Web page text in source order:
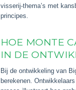
visserij-thema’s met
principes.
HOE MONTE
IN DE
Bij de ontwikkeling van
berekenen.